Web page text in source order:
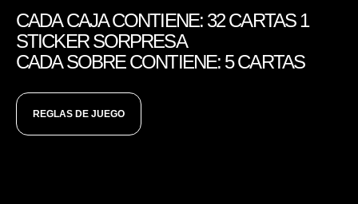
CADA CAJA CONTIENE: 32 CARTAS 1
STICKER SORPRESA
CADA SOBRE CONTIENE: 5 CARTAS
REGLAS DE JUEGO